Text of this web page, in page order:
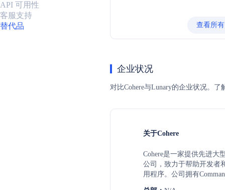
API 可用性
客服支持
替代品
查看所
企业状况
对比Cohere与Lunary的企业状况。
关于Cohere
Cohere是一家提供先进大
公司，致力于帮助开发者
用程序。公司拥有